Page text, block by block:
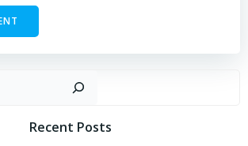
Recent Posts